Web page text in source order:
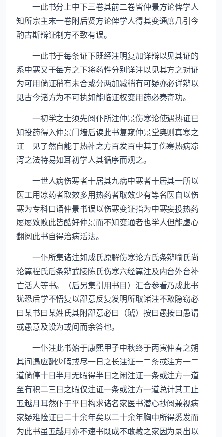
一此书分上中下三卷其前二卷皆仲景方论俾学人
知所宗主末一卷附后贤方论俾学人得其变通庶几引今
酌古斯辩证制方不致有误。
一此书于每条证下既经注明复加详辩以见其证的
系中寒又于每方之下将药性分别详注以见其方之对证
为可用倘证稍有未合或分两加减稍有可疑亦必详辩以
见古今诸方为不可执如能临证权变用药必奏奇功。
一初学之士须先阅仆所注仲景伤寒论使遇热证已
知投药得入仲景门墙后读此书复窥仲景堂奥则真寒之
证一见了然自能于热补之方百发百中其于伤寒热病凉
泻之法特易如耳初学人其循序而观之。
一世人病伤寒者十居其九病中寒者十居其一所以
医工用凉药者取效多用热药者取效少有等名医自以伤
寒为专科口诵仲景书误以伤寒变证指为中寒妄投热药
屡屡致败此皆酷好仲景而不知变通者也学人但能虚心
翻阅此书自得治病活法。
一仆所集诸注如成氏原解伤寒论方氏条辩喻氏尚
论篇程氏后条辩武陵陈氏伤寒六经篇注及内台外台补
亡活人等书。（后另集引用书目）汇合参看乃成此书
犹恐后学不悟复以鄙意反复发明所取诸注不敢隐窃必
曰某书曰某姓氏其附鄙意必曰（琥）按曰愚按曰愚谓
或愚意及设为或问而余答也。
一仆注此书始于康熙甲子中秋终于丙寅仲春之朔
其间遇应酬少暇或尽一日之长注证一二条或注方一二
道倘停十日半月无暇得半日之闲注证一条或注方一道
至有积二三日之暇仅注证一条或注方一道总计其工止
五越月耳然仆于平日构求诸名家医书潜心抄阅兼视病
家疑难险证已二十余年矣以二十余年胸中所得悉发而
为此书虽五越月亦不速书既成不敢藏之家因为录出以